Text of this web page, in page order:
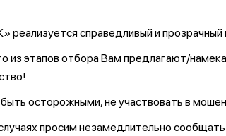
справедливый и
из этапов отбора Вам предлагают/
осторожными, не участвовать в
просим незамедлительно